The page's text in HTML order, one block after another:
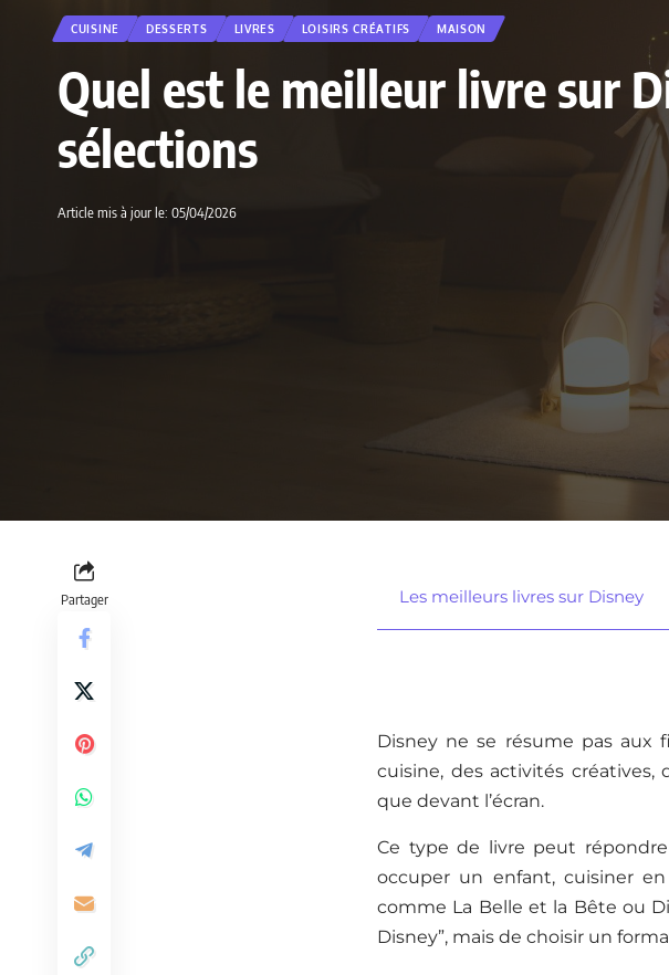
CUISINE DESSERTS LIVRES LOISIRS CRÉATIFS MAISON
Quel est le meilleur livre sur
sélections
Article mis à jour le: 05/04/2026
Partager Les meilleurs livres sur Disney
Disney ne se résume pas aux
cuisine, des activités
que devant l’écran.
Ce type de livre peut
occuper un enfant, cuisiner
comme La Belle et la Bête ou
Disney”, mais de choisir un